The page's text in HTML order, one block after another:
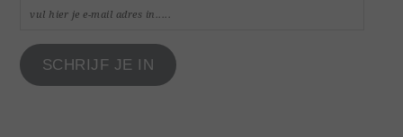
vul
je
e-
SCHRIJF JE IN